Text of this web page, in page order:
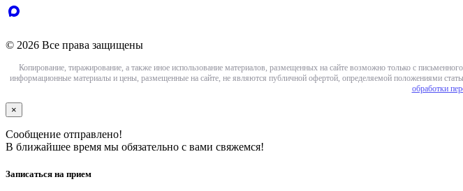
© 2026 Все права защищены
Копирование, тиражирование, а также иное использование материалов, размещенных на сайте возможно только с
информационные материалы и цены, размещенные на сайте, не являются публичной офертой, определяемой положениями
обработки
×
Сообщение отправлено!
В ближайшее время мы обязательно с вами свяжемся!
Записаться на прием